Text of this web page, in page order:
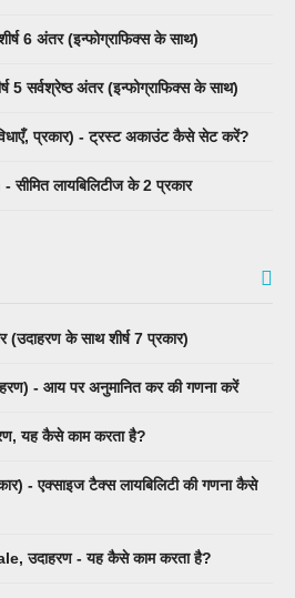
6 अंतर (इन्फोग्राफिक्स के साथ)
5 सर्वश्रेष्ठ अंतर (इन्फोग्राफिक्स के साथ)
प्रकार) - ट्रस्ट अकाउंट कैसे सेट करें?
सीमित लायबिलिटीज के 2 प्रकार
के साथ शीर्ष 7 प्रकार)
- आय पर अनुमानित कर की गणना करें
यह कैसे काम करता है?
- एक्साइज टैक्स लायबिलिटी की गणना कैसे
उदाहरण - यह कैसे काम करता है?